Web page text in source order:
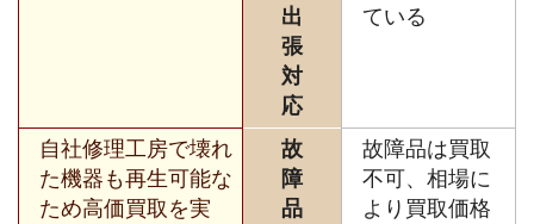
出
張
対
応
ている
自社修理工房で壊れ
た機器も再生可能な
ため高価買取を実
故
障
品
故障品は買取
不可、相場に
より買取価格